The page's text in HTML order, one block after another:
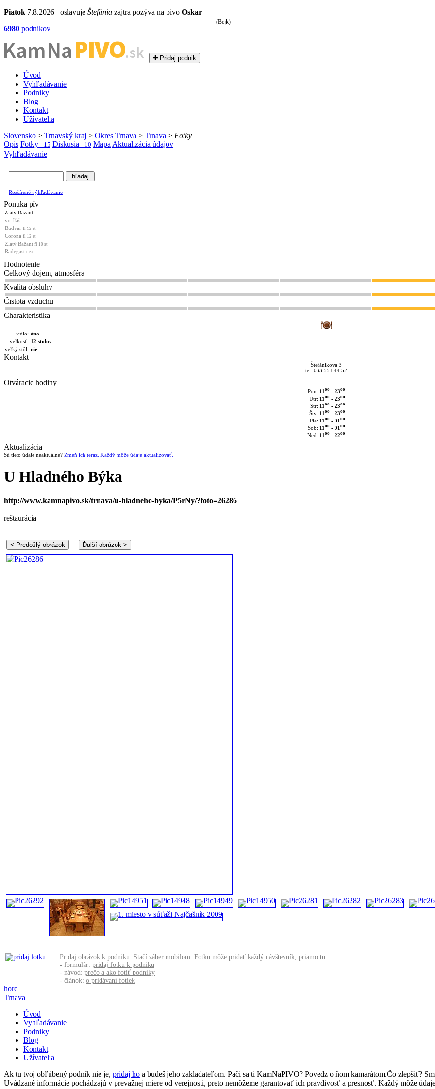
Piatok 7.8.2026 oslavuje Štefánia zajtra pozýva na pivo Oskar
6980 podnikov
Kam NaPIVO.sk Pridaj podnik
Úvod
Vyhľadávanie
Podniky
Blog
Kontakt
Užívatelia
Slovensko > Trnavský kraj > Okres Trnava > Trnava > Fotky
Opis Fotky - 15 Diskusia - 10 Mapa Aktualizácia údajov
Vyhľadávanie
Rozšírené výhľadávanie
Ponuka pív
Zlatý Bažant
vo fľaši:
Budvar fl 12 st
Corona fl 12 st
Zlatý Bažant fl 10 st
Radegast neal.
Hodnotenie
Celkový dojem, atmosféra
Kvalita obsluhy
Čistota vzduchu
Charakteristika
jedlo: áno
veľkosť: 12 stolov
veľký stôl: nie
Kontakt
Štefánikova 3
tel: 033 551 44 52
Otváracie hodiny
Pon: 11 oo - 23oo
Utr: 11 oo - 23oo
Str: 11 oo - 23oo
Štv: 11 oo - 23oo
Pia: 11 oo - 01 oo
Sob: 11 oo - 01 oo
Ned: 11 oo - 22oo
Aktualizácia
Sú tieto údaje neaktuálne? Zmeň ich teraz. Každý môže údaje aktualizovať.
U Hladného Býka
http://www.kamnapivo.sk/trnava/u-hladneho-byka/P5rNy/?foto=26286
reštaurácia
(Bejk)
Pridaj obrázok k podniku. Stačí záber mobilom. Fotku môže pridať každý návštevník, priamo tu:
- formulár: pridaj fotku k podniku
- návod: prečo a ako fotiť podniky
- článok: o pridávaní fotiek
hore
Trnava
Úvod
Vyhľadávanie
Podniky
Blog
Kontakt
Užívatelia
Ak tu tvoj obľúbený podnik nie je, pridaj ho a budeš jeho zakladateľom. Páči sa ti KamNaPIVO? Povedz o ňom kamarátom.Čo zlepšiť?
Uvádzané informácie pochádzajú v prevažnej miere od verejnosti, preto nemôžeme garantovať ich pravdivosť a presnosť. Každý môže údaje